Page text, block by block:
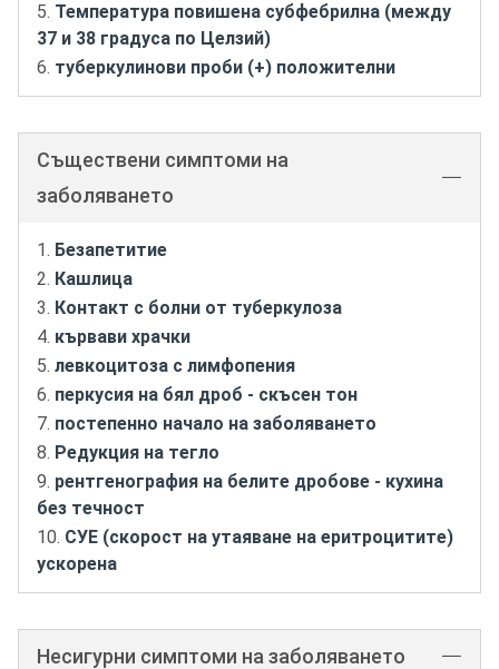
Температура повишена субфебрилна (между
37 и 38 градуса по Целзий)
туберкулинови проби (+) положителни
Съществени симптоми на
заболяването
Безапетитие
Кашлица
Контакт с болни от туберкулоза
кървави храчки
левкоцитоза с лимфопения
перкусия на бял дроб - скъсен тон
постепенно начало на заболяването
Редукция на тегло
рентгенография на белите дробове - кухина
без течност
СУЕ (скорост на утаяване на еритроцитите)
ускорена
Несигурни симптоми на заболяването